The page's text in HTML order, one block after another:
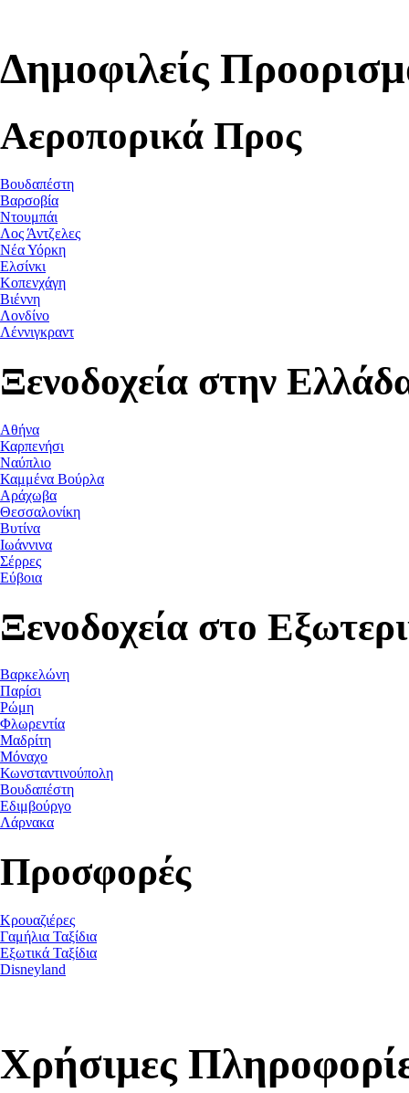
Δημοφιλείς
Αεροπορικά Προς
Βουδαπέστη
Βαρσοβία
Ντουμπάι
Λος Άντζελες
Νέα Υόρκη
Ελσίνκι
Κοπενχάγη
Βιέννη
Λονδίνο
Λέννιγκραντ
Ξενοδοχεία στην
Αθήνα
Καρπενήσι
Ναύπλιο
Καμμένα Βούρλα
Αράχωβα
Θεσσαλονίκη
Βυτίνα
Ιωάννινα
Σέρρες
Εύβοια
Ξενοδοχεία στο
Βαρκελώνη
Παρίσι
Ρώμη
Φλωρεντία
Μαδρίτη
Μόναχο
Κωνσταντινούπολη
Βουδαπέστη
Εδιμβούργο
Λάρνακα
Προσφορές
Κρουαζιέρες
Γαμήλια Ταξίδια
Εξωτικά Ταξίδια
Disneyland
Χρήσιμες